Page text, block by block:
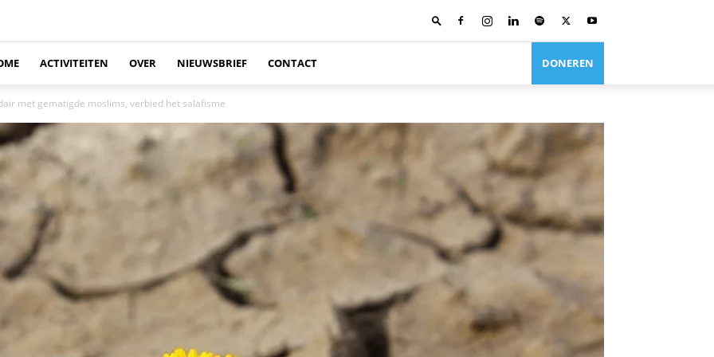
ACTIVITEITEN OVER NIEUWSBRIEF CONTACT DONEREN
met gematigde moslims, verbied het salafisme